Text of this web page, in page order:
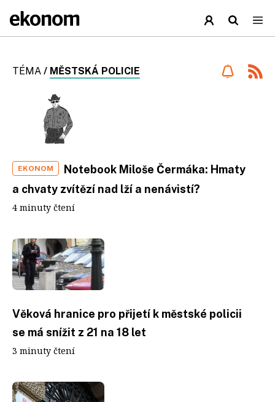
TÉMA / MĚSTSKÁ POLICIE
EKONOM
Notebook Miloše Čermáka: Hmaty
a chvaty zvítězí nad lží a nenávistí?
4 minuty čtení
Věková hranice pro přijetí k městské policii
se má snížit z 21 na 18 let
3 minuty čtení